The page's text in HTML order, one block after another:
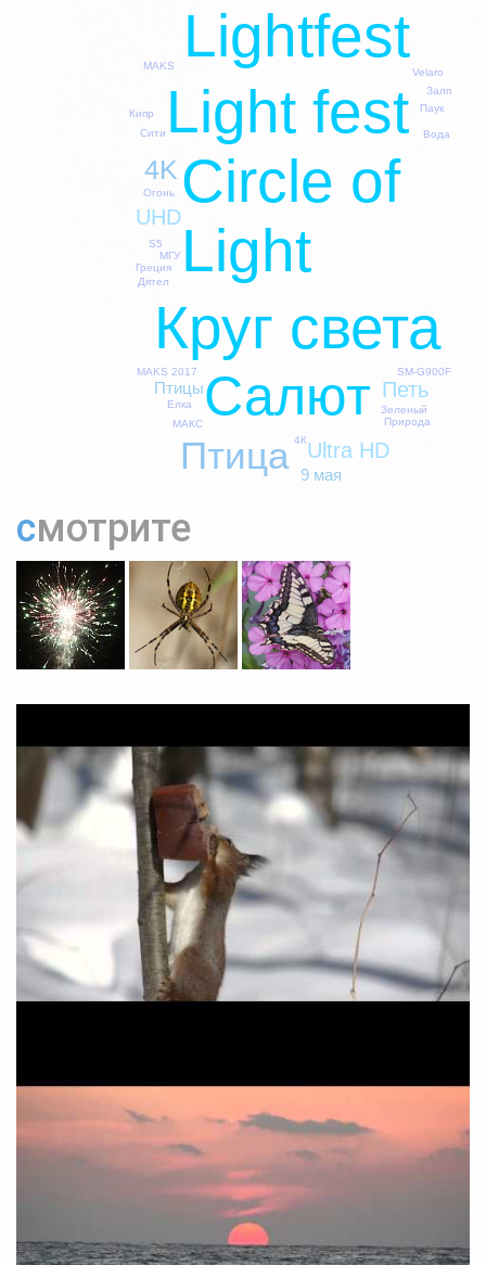
Circle of
Light
Круг света
Light fest
Lightfest
Салют
Птица
4K
UHD
Ultra HD
Петь
Птицы
9 мая
Дятел
S5
SM-G900F
МГУ
4К
Вода
Греция
Елка Зеленый
Кипр
Огонь
Природа
MAKS
MAKS 2017
Velaro
Залп
МАКС
Паук
Сити
смотрите